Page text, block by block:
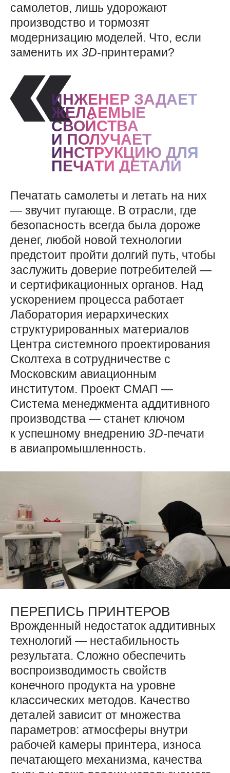
самолетов, лишь удорожают
производство и тормозят
модернизацию моделей. Что, если
заменить их 3D-принтерами?
ИНЖЕНЕР ЗАДАЕТ
ЖЕЛАЕМЫЕ
СВОЙСТВА
И ПОЛУЧАЕТ
ИНСТРУКЦИЮ ДЛЯ
ПЕЧАТИ ДЕТАЛИ
Печатать самолеты и летать на них
— ​звучит пугающе. В отрасли, где
безопасность всегда была дороже
денег, любой новой технологии
предстоит пройти долгий путь, чтобы
заслужить доверие потребителей — ​
и сертификационных органов. Над
ускорением процесса работает
Лаборатория иерархических
структурированных материалов
Центра системного проектирования
Сколтеха в сотрудничестве с
Московским авиационным
институтом. Проект СМАП — ​
Система менеджмента аддитивного
производства — станет ключом
к успешному внедрению 3D-печати
в авиапромышленность.
ПЕРЕПИСЬ ПРИНТЕРОВ
Врожденный недостаток аддитивных
технологий — ​­нестабильность
результата. Сложно обеспечить
воспроизводимость свойств
конечного продукта на уровне
классических методов. Качество
деталей зависит от множества
параметров: атмосферы внутри
рабочей камеры принтера, износа
печатающего механизма, качества